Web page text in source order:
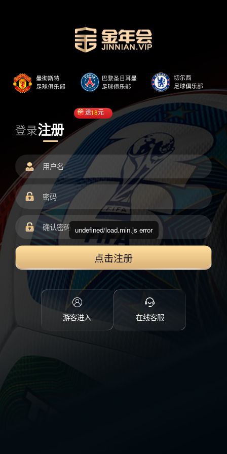
登录注册
送18元
点击注册
游客进入 在线客服
undefined/load.min.js error